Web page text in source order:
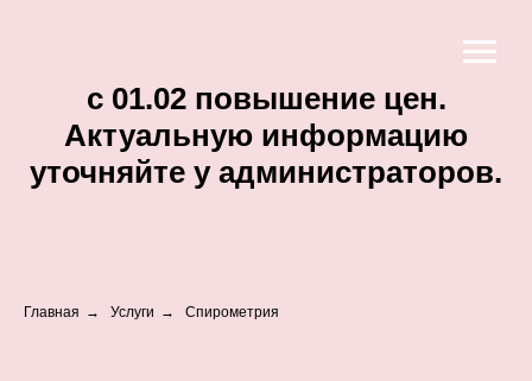
c 01.02 повышение цен.
Актуальную информацию
уточняйте у администраторов.
Главная → Услуги → Спирометрия